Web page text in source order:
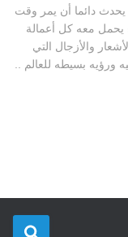
دائما أن يمر وقت
يحمل معه كل أعمالة
والأزجال التي
ورؤيه بسيطه للعالم ..